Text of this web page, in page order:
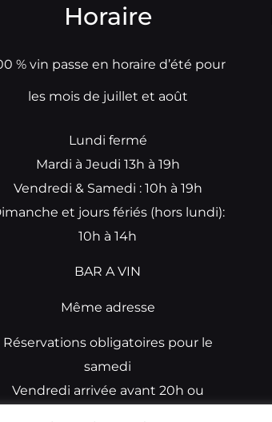
Horaire
% vin passe en horaire d’été pour
les mois de juillet et août
Lundi fermé
Mardi à Jeudi 13h à 19h
Vendredi & Samedi : 10h à 19h
et jours fériés (hors lundi):
10h à 14h
BAR A VIN
Même adresse
Réservations obligatoires pour le
samedi
Vendredi arrivée avant 20h ou